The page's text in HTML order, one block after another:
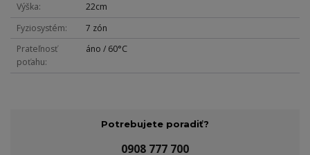
Výška
22cm
Fyziosystém
7 zón
Prateľnosť
poťahu
áno / 60°C
Potrebujete poradiť?
0908 777 700